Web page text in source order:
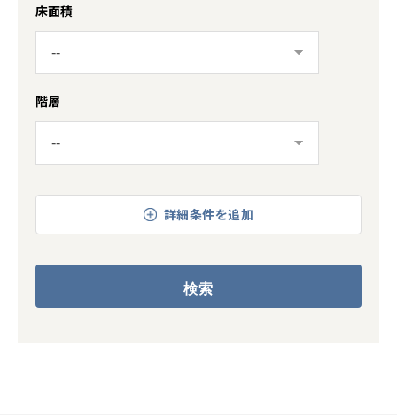
床面積
階層
詳細条件を追加